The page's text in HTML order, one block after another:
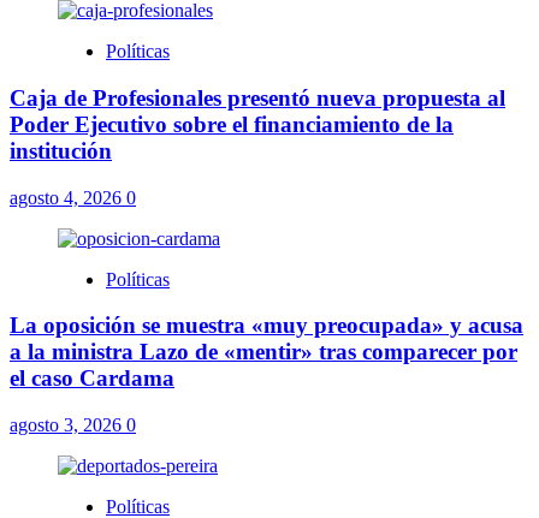
Políticas
Caja de Profesionales presentó nueva propuesta al
Poder Ejecutivo sobre el financiamiento de la
institución
agosto 4, 2026 0
Políticas
La oposición se muestra «muy preocupada» y acusa
a la ministra Lazo de «mentir» tras comparecer por
el caso Cardama
agosto 3, 2026 0
Políticas